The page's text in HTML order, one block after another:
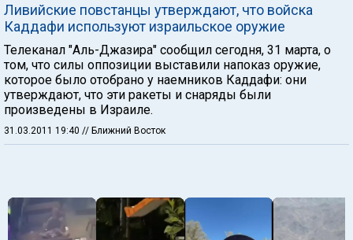
Ливийские повстанцы утверждают, что войска
Каддафи используют израильское оружие
Телеканал "Аль-Джазира" сообщил сегодня, 31 марта, о
том, что силы оппозиции выставили напоказ оружие,
которое было отобрано у наемников Каддафи: они
утверждают, что эти ракеты и снаряды были
произведены в Израиле.
31.03.2011 19:40 // Ближний Восток